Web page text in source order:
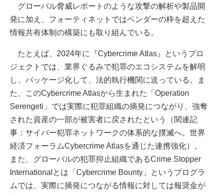
グローバル脅威レポートのような攻撃の解析や製品開
発に加え、フォーティネットではベンダーの枠を超えた
情報共有体制の構築にも取り組んでいる。
たとえば、2024年に『Cybercrime Atlas』というプロ
ジェクトでは、業界ぐるみで犯罪のエコシステムを解明
し、パッケージ化して、法的執行機関に送っている。ま
た、このCybercrime Atlasから生まれた「Operation
Serengeti」では実際に犯罪組織の摘発につながり、強奪
された資産の一部が被害者に戻されたという（関連記
事：サイバー犯罪ネットワークの体系的な撲滅へ。世界
経済フォーラムCybercrime Atlasを通じた連携強化）。
また、グローバルの犯罪抑止組織であるCrime Stopper
Internationalとは「Cybercrime Bounty」というプログラ
ムでは、実際に摘発につながる情報に対しては報奨金が